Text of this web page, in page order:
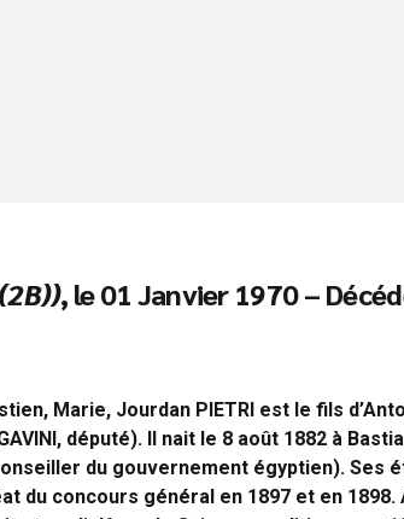
, le 01 Janvier 1970 –
Marie, Jourdan PIETRI est le fils
député). Il nait le 8 août 1882 à
du gouvernement égyptien). Ses
du concours général en 1897 et en